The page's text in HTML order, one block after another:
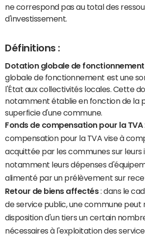
ne correspond pas au total des
d'investissement.
Définitions :
Dotation globale de fonctionnement
globale de fonctionnement est une
l'État aux collectivités locales. Cette
notamment établie en fonction de la
superficie d'une commune.
Fonds de compensation pour la TVA
compensation pour la TVA vise à
acquittée par les communes sur leurs
notamment leurs dépenses
alimenté par un prélèvement sur
Retour de biens affectés: dans le
de service public, une commune peut
disposition d'un tiers un certain
nécessaires à l'exploitation des